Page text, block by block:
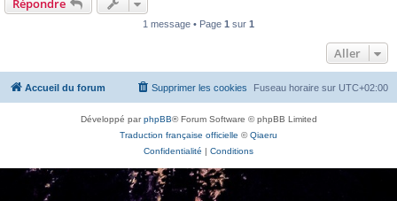
Répondre
1 message • Page 1 sur 1
Aller
Accueil du forum Fuseau horaire sur UTC+02:00
Supprimer les cookies
Développé parphpBB® Forum Software © phpBB Limited
Traduction française officielle ©Qiaeru
Confidentialité | Conditions